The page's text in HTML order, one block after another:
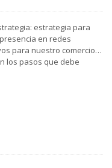
estrategia para
en redes
para nuestro comercio…
los pasos que debe